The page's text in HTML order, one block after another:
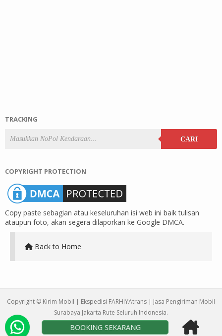
BOOKING SEKARANG
TRACKING
CARI
COPYRIGHT PROTECTION
Copy paste sebagian atau keseluruhan isi web ini baik tulisan
ataupun foto, akan segera dilaporkan ke Google DMCA.
Back to Home
Copyright © Kirim Mobil | Ekspedisi FARHIYAtrans | Jasa Pengiriman Mobil
Surabaya Jakarta Rute Seluruh Indonesia.